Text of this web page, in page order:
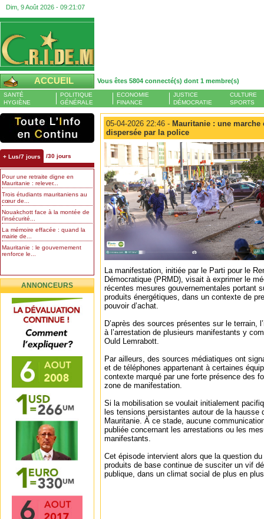
Dim, 9 Août 2026 - 09:21:08
ACCUEIL Vous êtes 5804 connecté(s) dont 1 membre(s)
SANTÉ
HYGIÈNE
POLITIQUE
GÉNÉRALE
ECONOMIE
FINANCE
JUSTICE
DÉMOCRATIE
CULTURE
SPORTS
+ Lus/7 jours /30 jours
Pour une retraite digne en
Mauritanie : relever...
Trois étudiants mauritaniens au
cœur de...
Nouakchott face à la montée de
l’insécurité...
La mémoire effacée : quand la
mairie de...
Mauritanie : le gouvernement
renforce le...
ANNONCEURS
05-04-2026 22:46 - Mauritanie : une
dispersée par la police
La manifestation, initiée par le Parti pour le
Démocratique (PRMD), visait à exprimer le
récentes mesures gouvernementales portant
produits énergétiques, dans un contexte de
pouvoir d’achat.
D’après des sources présentes sur le terrain,
à l’arrestation de plusieurs manifestants y
Ould Lemrabott.
Par ailleurs, des sources médiatiques ont
et de téléphones appartenant à certaines
contexte marqué par une forte présence des
zone de manifestation.
Si la mobilisation se voulait initialement
les tensions persistantes autour de la hausse
Mauritanie. À ce stade, aucune
publiée concernant les arrestations ou les
manifestants.
Cet épisode intervient alors que la question
produits de base continue de susciter un vif
publique, dans un climat social de plus en